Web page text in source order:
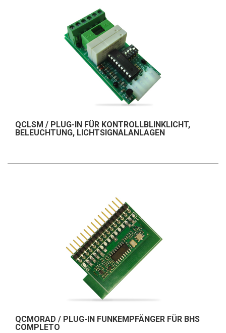
QCLSM / PLUG-IN FÜR KONTROLLBLINKLICHT,
BELEUCHTUNG, LICHTSIGNALANLAGEN
QCMORAD / PLUG-IN FUNKEMPFÄNGER FÜR BHS
COMPLETO